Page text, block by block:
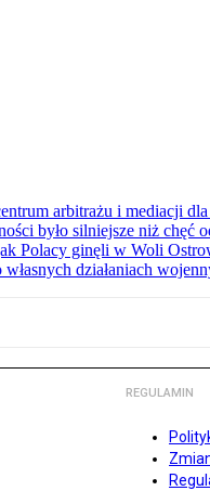
arbitrażu i mediacji dla
było silniejsze niż chęć
Polacy ginęli w Woli
działaniach
REGULAMIN